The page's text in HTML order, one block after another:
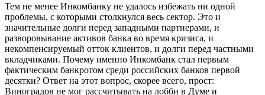
Тем не менее Инкомбанку не удалось избежать ни одной
проблемы, с которыми столкнулся весь сектор. Это и
значительные долги перед западными партнерами, и
разворовывание активов банка во время кризиса, и
некомпенсируемый отток клиентов, и долги перед частными
вкладчиками. Почему именно Инкомбанк стал первым
фактическим банкротом среди российских банков первой
десятки? Ответ на этот вопрос, скорее всего, прост:
Виноградов не мог рассчитывать на лобби в Думе и